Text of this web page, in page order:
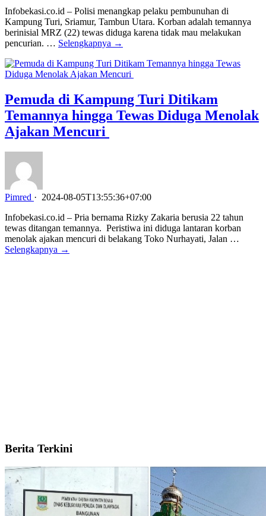
Infobekasi.co.id – Polisi menangkap pelaku pembunuhan di
Kampung Turi, Sriamur, Tambun Utara. Korban adalah temannya
berinisial MRZ (22) tewas diduga karena tidak mau melakukan
pencurian. … Selengkapnya →
Pemuda di Kampung Turi Ditikam
Temannya hingga Tewas Diduga Menolak
Ajakan Mencuri
Pimred · 2024-08-05T13:55:36+07:00
Infobekasi.co.id – Pria bernama Rizky Zakaria berusia 22 tahun
tewas ditangan temannya. Peristiwa ini diduga lantaran korban
menolak ajakan mencuri di belakang Toko Nurhayati, Jalan …
Selengkapnya →
Berita Terkini